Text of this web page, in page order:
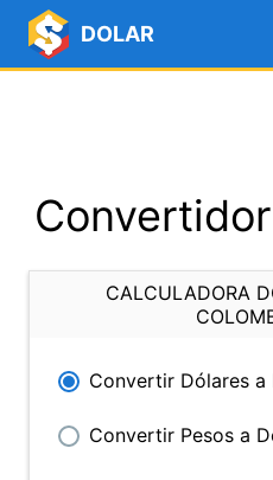
DOLAR
CALCULADORA
Convertir Dólares a
Convertir Pesos a